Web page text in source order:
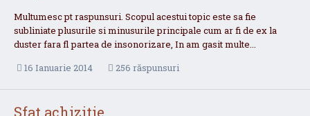
Multumesc pt raspunsuri. Scopul acestui topic este sa fie
subliniate plusurile si minusurile principale cum ar fi de ex la
duster fara fl partea de insonorizare, In am gasit multe...
16 Ianuarie 2014
256 răspunsuri
Sfat achizitie